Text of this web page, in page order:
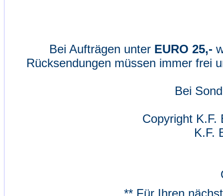
Bei Aufträgen unter EURO 25,-
Rücksendungen müssen immer frei
Bei
Copyright
K.F.